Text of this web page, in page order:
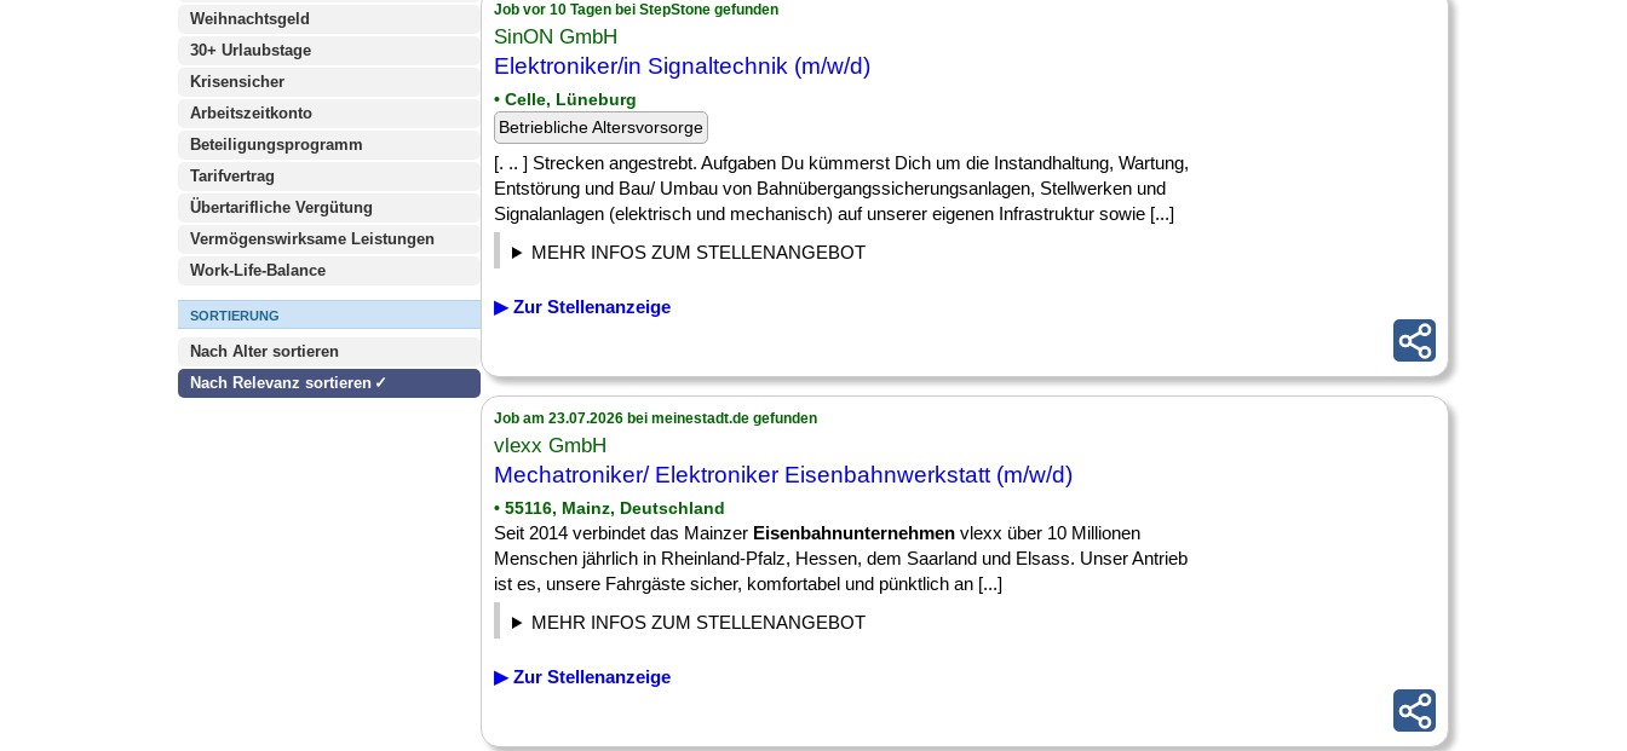
Weihnachtsgeld
30+ Urlaubstage
Krisensicher
Arbeitszeitkonto
Beteiligungsprogramm
Tarifvertrag
Übertarifliche Vergütung
Vermögenswirksame Leistungen
Work-Life-Balance
SORTIERUNG
Nach Alter sortieren
Nach Relevanz sortieren
Job vor 10 Tagen bei StepStone gefunden
SinON GmbH
Elektroniker/in Signaltechnik (m/w/d)
• Celle, Lüneburg
Betriebliche Altersvorsorge
[. .. ] Strecken angestrebt. Aufgaben Du kümmerst Dich um die Instandhaltung, Wartung,
Entstörung und Bau/ Umbau von Bahnübergangssicherungsanlagen, Stellwerken und
Signalanlagen (elektrisch und mechanisch) auf unserer eigenen Infrastruktur sowie [...]
MEHR INFOS ZUM STELLENANGEBOT
▶ Zur Stellenanzeige
Job am 23.07.2026 bei meinestadt.de gefunden
vlexx GmbH
Mechatroniker/ Elektroniker Eisenbahnwerkstatt (m/w/d)
• 55116, Mainz, Deutschland
Seit 2014 verbindet das Mainzer Eisenbahnunternehmen vlexx über 10 Millionen
Menschen jährlich in Rheinland-Pfalz, Hessen, dem Saarland und Elsass. Unser Antrieb
ist es, unsere Fahrgäste sicher, komfortabel und pünktlich an [...]
MEHR INFOS ZUM STELLENANGEBOT
▶ Zur Stellenanzeige